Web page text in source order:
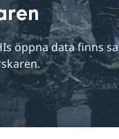
öppna data finns